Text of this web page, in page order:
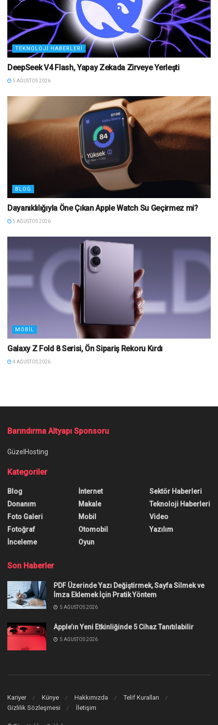
TEKNOLOJI HABERLERI
DeepSeek V4 Flash, Yapay Zekada Zirveye Yerleşti
5 AĞUSTOS 2026
BLOG
Dayanıklılığıyla Öne Çıkan Apple Watch Su Geçirmez mi?
5 AĞUSTOS 2026
MOBIL
Galaxy Z Fold 8 Serisi, Ön Sipariş Rekoru Kırdı
4 AĞUSTOS 2026
Barındırma Altyapı Sponsoru
GüzelHosting
Kategoriler
Blog
Donanım
Foto Galeri
Fotoğraf
İnceleme
İnternet
Makale
Mobil
Otomobil
Oyun
Sektör Haberleri
Teknoloji Haberleri
Video
Yazılım
Son Haberler
PDF Üzerinde Yazı Değiştirmek, Sayfa Silmek ve
İmza Eklemek İçin Pratik Yöntem
5 AĞUSTOS 2026
Apple’ın Yeni Etkinliğinde 5 Cihaz Tanıtılabilir
5 AĞUSTOS 2026
Kariyer Künye Hakkımızda
Telif Kuralları
Gizlilik Sözleşmesi
İletişim